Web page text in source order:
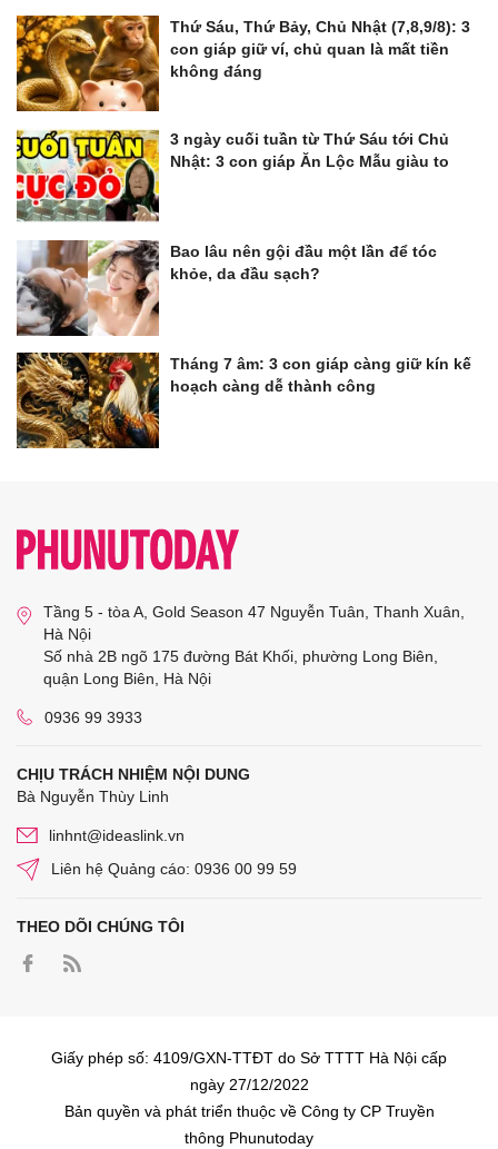
Thứ Sáu, Thứ Bảy, Chủ Nhật (7,8,9/8): 3
con giáp giữ ví, chủ quan là mất tiền
không đáng
3 ngày cuối tuần từ Thứ Sáu tới Chủ
Nhật: 3 con giáp Ăn Lộc Mẫu giàu to
Bao lâu nên gội đầu một lần để tóc
khỏe, da đầu sạch?
Tháng 7 âm: 3 con giáp càng giữ kín kế
hoạch càng dễ thành công
Tầng 5 - tòa A, Gold Season 47 Nguyễn Tuân, Thanh Xuân,
Hà Nội
Số nhà 2B ngõ 175 đường Bát Khối, phường Long Biên,
quận Long Biên, Hà Nội
0936 99 3933
CHỊU TRÁCH NHIỆM NỘI DUNG
Bà Nguyễn Thùy Linh
linhnt@ideaslink.vn
Liên hệ Quảng cáo: 0936 00 99 59
THEO DÕI CHÚNG TÔI
Giấy phép số: 4109/GXN-TTĐT do Sở TTTT Hà Nội cấp
ngày 27/12/2022
Bản quyền và phát triển thuộc về Công ty CP Truyền
thông Phunutoday